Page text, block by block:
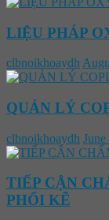
LIỆU PHÁP
clbnoikhoaydh
QUẢN LÝ
clbnoikhoaydh
TIẾP CẬN
PHỔI KẼ